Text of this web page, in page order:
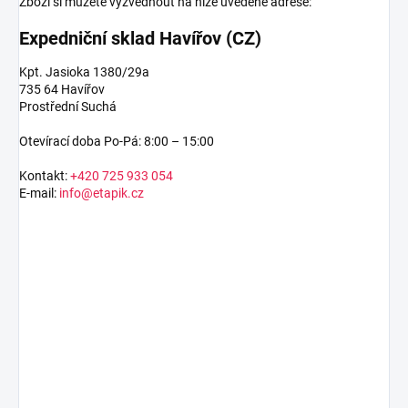
Expedniční sklad Havířov (CZ)
Kpt. Jasioka 1380/29a
735 64 Havířov
Prostřední Suchá
Otevírací doba Po-Pá: 8:00 – 15:00
Kontakt:+420 725 933 054
E-mail: info@etapik.cz